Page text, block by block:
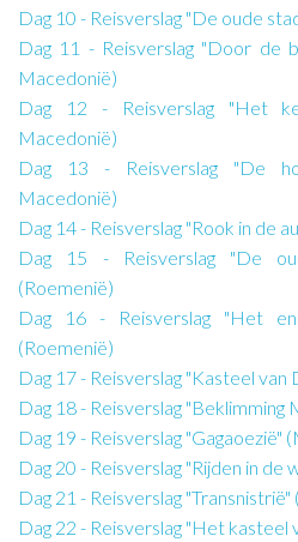
Dag 10 - Reisverslag "De oude
Dag 11 - Reisverslag "Door de
Macedonië)
Dag 12 - Reisverslag "Het
Macedonië)
Dag 13 - Reisverslag "De
Macedonië)
Dag 14 - Reisverslag "Rook in de
Dag 15 - Reisverslag "De
(Roemenië)
Dag 16 - Reisverslag "Het
(Roemenië)
Dag 17 - Reisverslag "Kasteel van
Dag 18 - Reisverslag "Beklimming
Dag 19 - Reisverslag "Gagaoezië"
Dag 20 - Reisverslag "Rijden in
Dag 21 - Reisverslag
Dag 22 - Reisverslag "Het kasteel